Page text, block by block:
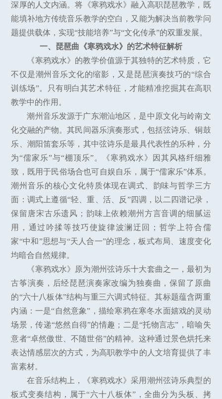
深厚的人文内涵。将《寒鸦戏水》融入高职琵琶教学，既
能填补地方传统音乐教学的空白，又能为解决当前教学问
题提供载体，实现“技能培养”与“文化传承”的双重发展。
一、琵琶曲《寒鸦戏水》的艺术特征解析
《寒鸦戏水》的教学价值源于其独特的艺术特质，它
不仅是潮州音乐文化的缩影，又是琵琶演奏技巧的“综合
训练场”。只有明白其艺术特征，才能精准挖掘其在高职
教学中的作用。
潮州音乐发源于广东潮汕地区，是中原文化与岭南文
化交融的产物。其民间器乐演奏形式，包括弦诗乐、铜鼓
乐、潮阳笛套乐等，其中弦诗乐是最具代表性的乐种，分
为“儒家乐”与“棚顶乐”。《寒鸦戏水》因其风格纤细雅
致，既用于民俗场合也可自娱自乐，属于“儒家乐”体系。
潮州音乐的核心文化特质体现在调式、韵味与哲学三方
面：调式上遵循“轻、重、活、反”四调，以二四谱记录，
保留唐宋古乐遗风；韵味上依赖潮州方言音调的细腻运
用，通过吟揉等技巧使旋律波澜迂回；哲学上符合儒
家“中和”思想与“天人合一”的理念，板式布局、速度变化
均暗合自然规律。
《寒鸦戏水》原为潮州弦诗乐十大套曲之一，最初为
古筝演奏，后经琵琶演奏家改编为独奏曲，保留了原曲
的“六十八板体”结构与重三六调式特征。其标题蕴含两重
内涵：一是“自然意象”，描绘寒鸦在寒冬水面嬉戏的灵动
场景，传递“悠然自得”的情趣；二是“托物言志”，暗喻失
意者“卓然傲世、不随世俗”的精神。这种通过景色烘托来
表达情感层次的方式，为高职教学中的人文培育提供了丰
富素材。
在音乐结构上，《寒鸦戏水》采用潮州弦诗乐典型的
板式变奏结构，属于“六十八板体”，全曲分为头板、拷